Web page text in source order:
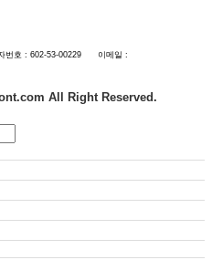
번호 : 602-53-00229 이메일 :
All Right Reserved.